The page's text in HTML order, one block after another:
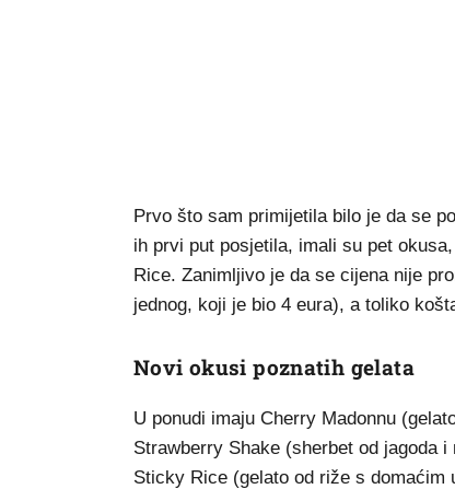
Prvo što sam primijetila bilo je da se
ih prvi put posjetila, imali su pet
Rice. Zanimljivo je da se cijena nije
jednog, koji je bio 4 eura), a toliko
Novi okusi poznatih gelata
U ponudi imaju Cherry Madonnu
Strawberry Shake (sherbet od jagoda
Sticky Rice (gelato od riže s domaćim